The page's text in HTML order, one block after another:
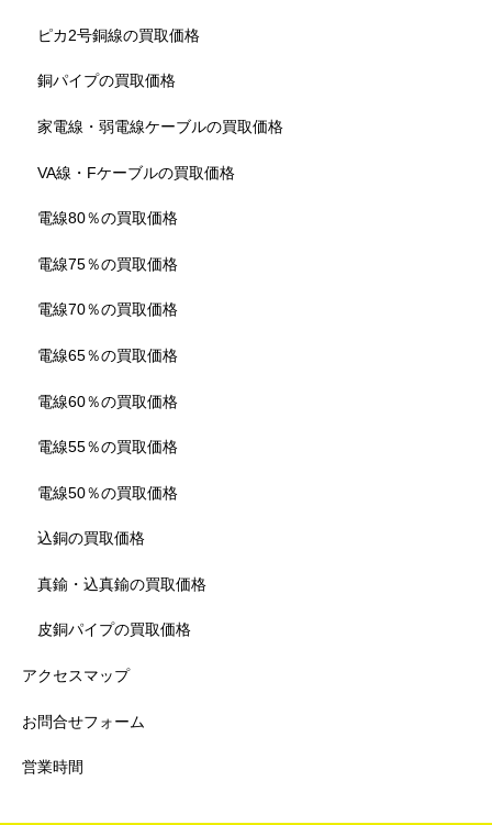
ピカ2号銅線の買取価格
銅パイプの買取価格
家電線・弱電線ケーブルの買取価格
VA線・Fケーブルの買取価格
電線80％の買取価格
電線75％の買取価格
電線70％の買取価格
電線65％の買取価格
電線60％の買取価格
電線55％の買取価格
電線50％の買取価格
込銅の買取価格
真鍮・込真鍮の買取価格
皮銅パイプの買取価格
アクセスマップ
お問合せフォーム
営業時間